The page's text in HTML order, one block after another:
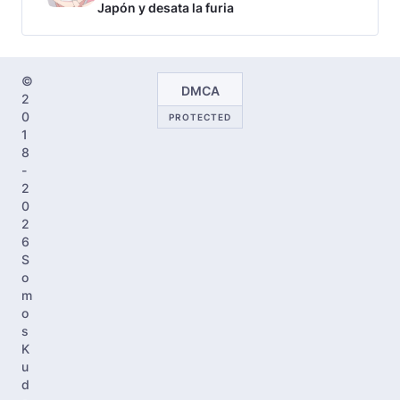
Japón y desata la furia
©
2
0
1
8
-
2
0
2
6
S
o
m
o
s
K
u
d
DMCA
PROTECTED